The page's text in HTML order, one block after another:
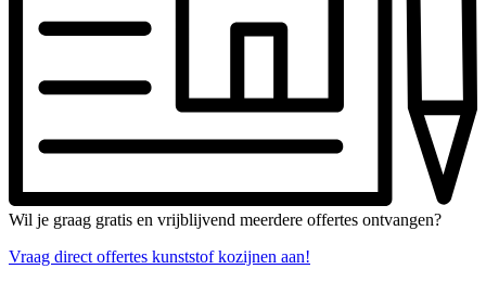
Wil je graag gratis en vrijblijvend meerdere offertes ontvangen?
Vraag direct offertes kunststof kozijnen aan!